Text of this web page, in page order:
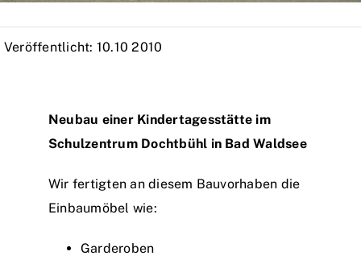
Veröffentlicht: 10.10 2010
Neubau einer Kindertagesstätte im
Schulzentrum Dochtbühl in Bad Waldsee
Wir fertigten an diesem Bauvorhaben die
Einbaumöbel wie:
Garderoben